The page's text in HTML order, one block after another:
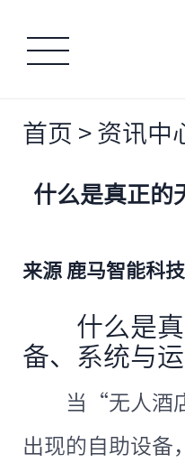
首页 > 资讯中
什么是真正的
来源 鹿马智能科技
什么是
备、系统与
当“无人酒
出现的自助设